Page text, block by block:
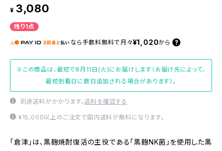
¥ 3,080
残り1点
なら 手数料無料で 月々¥1,020から
※この商品は、最短で8月11日(火)にお届けします（お届け先によって、
最短到着日に数日追加される場合があります）。
別途送料がかかります。送料を確認する
¥15,000以上のご注文で国内送料が無料になります。
「倉津」は、黒麹焼酎復活の主役である「黒麹NK菌」を使用した黒